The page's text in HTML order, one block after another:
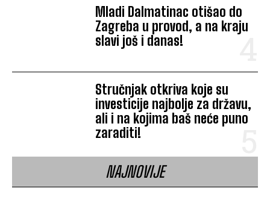
Mladi Dalmatinac otišao do
Zagreba u provod, a na kraju
slavi još i danas!
Stručnjak otkriva koje su
investicije najbolje za državu,
ali i na kojima baš neće puno
zaraditi!
NAJNOVIJE